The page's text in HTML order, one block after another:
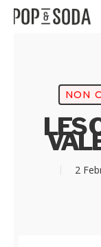
Skip
NON
LES
2